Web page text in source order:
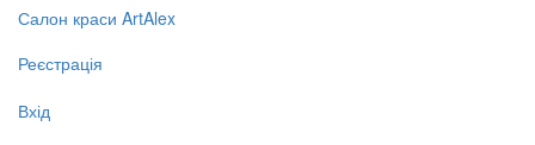
Салон краси ArtAlex
Реєстрація
Вхід